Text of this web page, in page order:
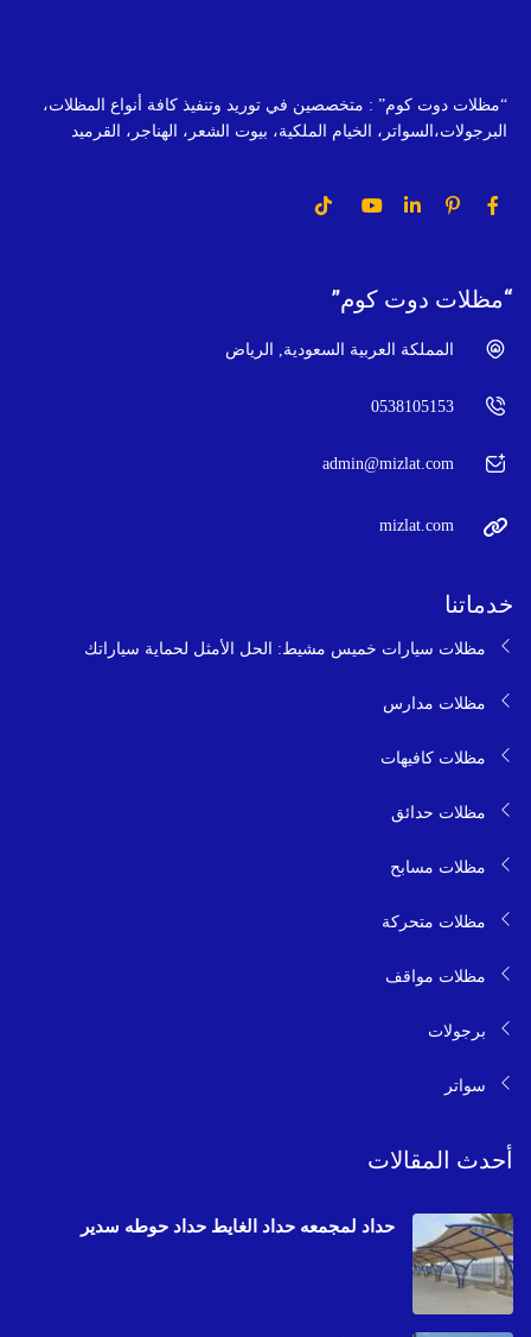
“مظلات دوت كوم” : متخصصين في توريد وتنفيذ كافة أنواع المظلات،
البرجولات،السواتر، الخيام الملكية، بيوت الشعر، الهناجر، القرميد
“مظلات دوت كوم”
المملكة العربية السعودية, الرياض
0538105153
admin@mizlat.com
mizlat.com
خدماتنا
مظلات سيارات خميس مشيط: الحل الأمثل لحماية سياراتك
مظلات مدارس
مظلات كافيهات
مظلات حدائق
مظلات مسابح
مظلات متحركة
مظلات مواقف
برجولات
سواتر
أحدث المقالات
حداد لمجمعه حداد الغايط حداد حوطه سدير